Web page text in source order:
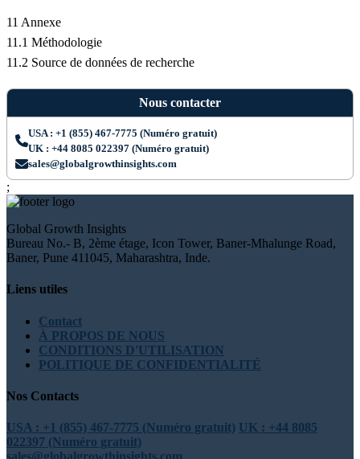
11 Annexe
11.1 Méthodologie
11.2 Source de données de recherche
Nous contacter
USA : +1 (855) 467-7775 (Numéro gratuit)
UK : +44 8085 022397 (Numéro gratuit)
sales@globalgrowthinsights.com
;
Global Growth Insights
Bureau No.- B, 2ème étage, Icon Tower, Baner-Mhalunge Road,
Baner, Pune 411045, Maharashtra, Inde.
Liens utiles
Contact
À PROPOS DE NOUS
CONDITIONS D'UTILISATION
POLITIQUE DE CONFIDENTIALITÉ
Nos Contacts
USA : +1 (855) 467-7775 (Numéro gratuit) UK : +44 8085
022397 (Numéro gratuit)